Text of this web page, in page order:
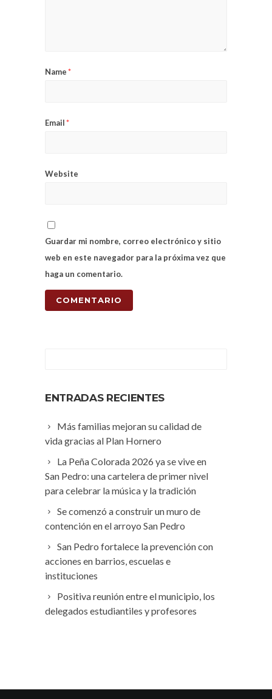
Name*
Email*
Website
Guardar mi nombre, correo electrónico y sitio
web en este navegador para la próxima vez que
haga un comentario.
ENTRADAS RECIENTES
Más familias mejoran su calidad de
vida gracias al Plan Hornero
La Peña Colorada 2026 ya se vive en
San Pedro: una cartelera de primer nivel
para celebrar la música y la tradición
Se comenzó a construir un muro de
contención en el arroyo San Pedro
San Pedro fortalece la prevención con
acciones en barrios, escuelas e
instituciones
Positiva reunión entre el municipio, los
delegados estudiantiles y profesores